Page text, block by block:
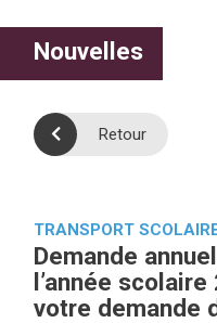
Nouvelles
Retour
TRANSPORT
Demande
l’année
votre demande